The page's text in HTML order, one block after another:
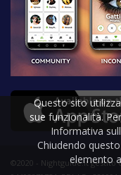
©2020 - Nightguide.it gestito
Questo sito
sue funzionalità.
Informativa
Chiudendo
elemento